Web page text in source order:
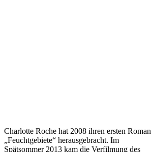
Charlotte Roche hat 2008 ihren ersten Roman
„Feuchtgebiete“ herausgebracht. Im
Spätsommer 2013 kam die Verfilmung des